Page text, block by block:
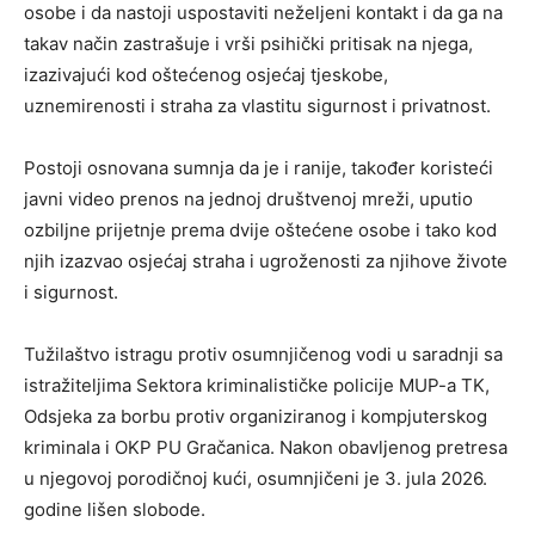
osobe i da nastoji uspostaviti neželjeni kontakt i da ga na
takav način zastrašuje i vrši psihički pritisak na njega,
izazivajući kod oštećenog osjećaj tjeskobe,
uznemirenosti i straha za vlastitu sigurnost i privatnost.
Postoji osnovana sumnja da je i ranije, također koristeći
javni video prenos na jednoj društvenoj mreži, uputio
ozbiljne prijetnje prema dvije oštećene osobe i tako kod
njih izazvao osjećaj straha i ugroženosti za njihove živote
i sigurnost.
Tužilaštvo istragu protiv osumnjičenog vodi u saradnji sa
istražiteljima Sektora kriminalističke policije MUP-a TK,
Odsjeka za borbu protiv organiziranog i kompjuterskog
kriminala i OKP PU Gračanica. Nakon obavljenog pretresa
u njegovoj porodičnoj kući, osumnjičeni je 3. jula 2026.
godine lišen slobode.